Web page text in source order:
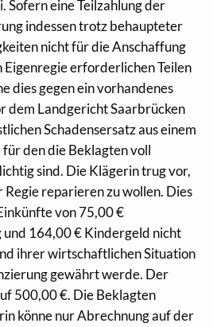
Sofern eine Teilzahlung der
indessen trotz behaupteter
nicht für die Anschaffung
erforderlichen Teilen
dies gegen ein vorhandenes
dem Landgericht Saarbrücken
Schadensersatz aus einem
den die Beklagten voll
sind. Die Klägerin trug vor,
Regie reparieren zu wollen. Dies
von 75,00 €
164,00 € Kindergeld nicht
ihrer wirtschaftlichen Situation
gewährt werde. Der
500,00 €. Die Beklagten
könne nur Abrechnung auf der